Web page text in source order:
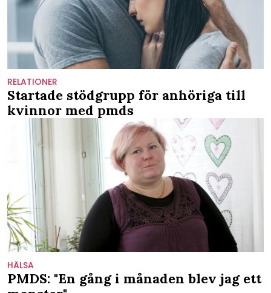
RELATIONER
Startade stödgrupp för anhöriga till
kvinnor med pmds
HÄLSA
PMDS: "En gång i månaden blev jag ett